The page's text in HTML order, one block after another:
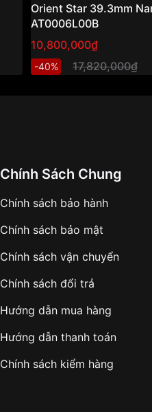
Orient Star 39.3mm
AT0006L00B
10,800,000₫
-40% 17,820,000₫
Chính Sách Chung
Chính sách bảo hành
Chính sách bảo mật
Chính sách vận chuyển
Chính sách đổi trả
Hướng dẫn mua hàng
Hướng dẫn thanh toán
Chính sách kiểm hàng